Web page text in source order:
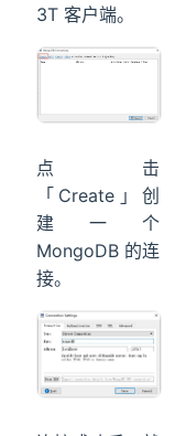
3T 客户端。
点击
「Create」创
建一个
MongoDB 的连
接。